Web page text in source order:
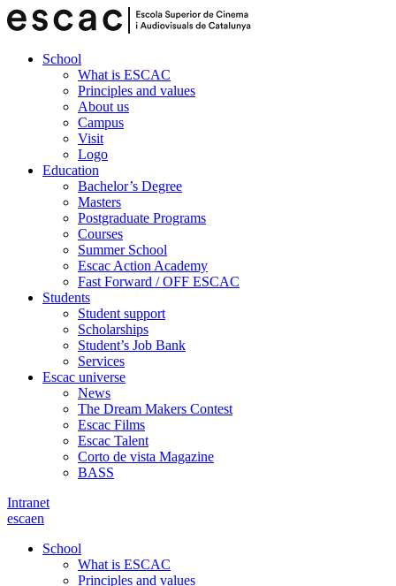
School
What is ESCAC
Principles and values
About us
Campus
Visit
Logo
Education
Bachelor’s Degree
Masters
Postgraduate Programs
Courses
Summer School
Escac Action Academy
Fast Forward / OFF ESCAC
Students
Student support
Scholarships
Student’s Job Bank
Services
Escac universe
News
The Dream Makers Contest
Escac Films
Escac Talent
Corto de vista Magazine
BASS
Intranet
escaen
School
What is ESCAC
Principles and values